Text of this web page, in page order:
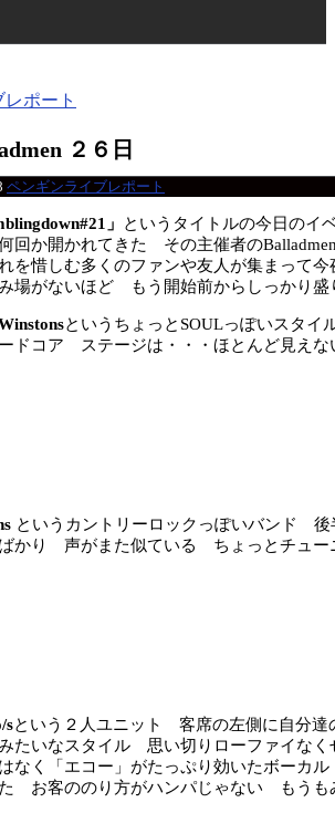
ポート
２６日
ペンギンライブレポート
」
というタイトルの今日のイ
回か開かれてきた その主催者の
惜しむ多くのファンや友人が集まって
場がないほど もう開始前からしっかり盛
というちょっとSOULっぽいスタイ
ドコア ステージは・・・ほとんど見えな
というカントリーロックっぽいバンド 後
かり 声がまた似ている ちょっとチュー
sという２人ユニット 客席の左側に自分達
みたいなスタイル 思い切りローファイな
なく「エコー」がたっぷり効いたボーカ
お客ののり方がハンパじゃない もうも